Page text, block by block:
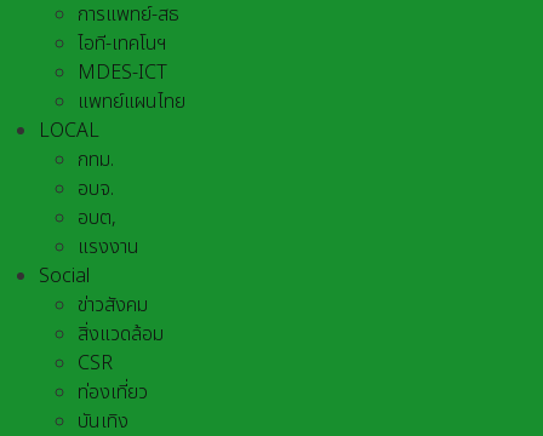
การแพทย์-สธ
ไอที-เทคโนฯ
MDES-ICT
แพทย์แผนไทย
LOCAL
กทม.
อบจ.
อบต,
แรงงาน
Social
ข่าวสังคม
สิ่งแวดล้อม
CSR
ท่องเที่ยว
บันเทิง